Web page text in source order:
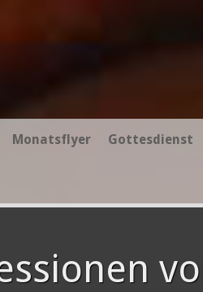
Monatsflyer Gottesdienst